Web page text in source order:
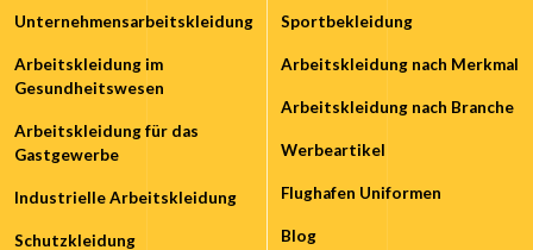
Unternehmensarbeitskleidung
Arbeitskleidung im
Gesundheitswesen
Arbeitskleidung für das
Gastgewerbe
Industrielle Arbeitskleidung
Schutzkleidung
Sportbekleidung
Arbeitskleidung nach Merkmal
Arbeitskleidung nach Branche
Werbeartikel
Flughafen Uniformen
Blog